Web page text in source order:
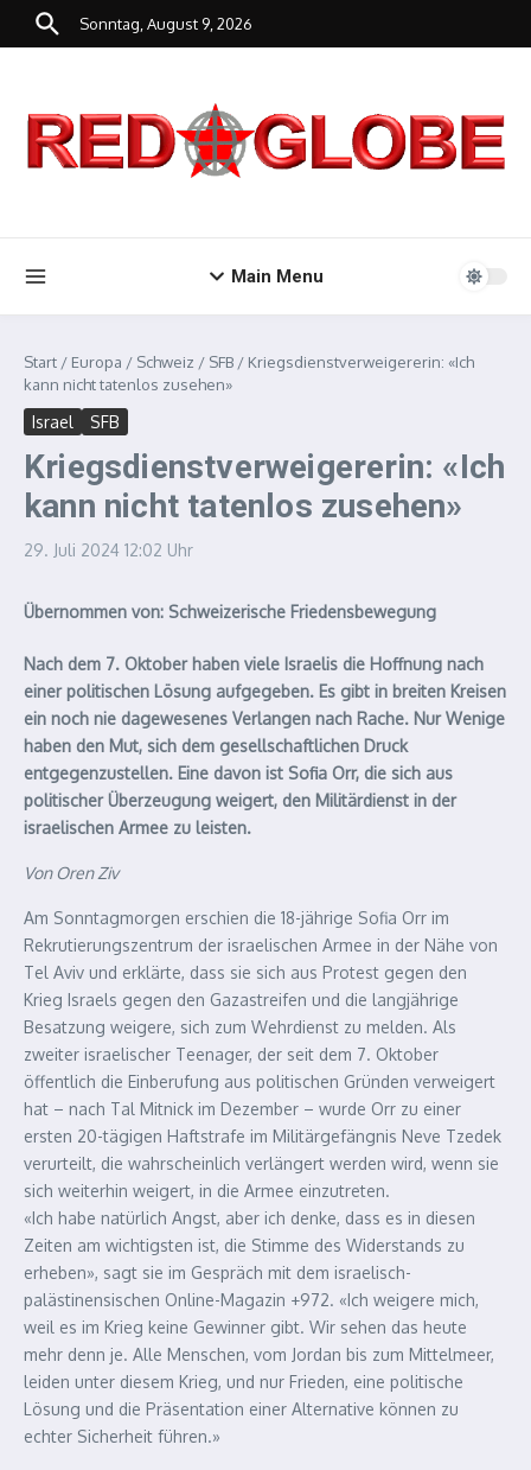
Zum Inhalt springen
Sonntag, August 9, 2026
Main Menu
Start / Europa / Schweiz / SFB / Kriegsdienstverweigererin: «Ich
kann nicht tatenlos zusehen»
Israel SFB
Kriegsdienstverweigererin: «Ich
kann nicht tatenlos zusehen»
29. Juli 2024 12:02 Uhr
Übernommen von: Schweizerische Friedensbewegung
Nach dem 7. Oktober haben viele Israelis die Hoffnung nach
einer politischen Lösung aufgegeben. Es gibt in breiten Kreisen
ein noch nie dagewesenes Verlangen nach Rache. Nur Wenige
haben den Mut, sich dem gesellschaftlichen Druck
entgegenzustellen. Eine davon ist Sofia Orr, die sich aus
politischer Überzeugung weigert, den Militärdienst in der
israelischen Armee zu leisten.
Von Oren Ziv
Am Sonntagmorgen erschien die 18-jährige Sofia Orr im
Rekrutierungszentrum der israelischen Armee in der Nähe von
Tel Aviv und erklärte, dass sie sich aus Protest gegen den
Krieg Israels gegen den Gazastreifen und die langjährige
Besatzung weigere, sich zum Wehrdienst zu melden. Als
zweiter israelischer Teenager, der seit dem 7. Oktober
öffentlich die Einberufung aus politischen Gründen verweigert
hat – nach Tal Mitnick im Dezember – wurde Orr zu einer
ersten 20-tägigen Haftstrafe im Militärgefängnis Neve Tzedek
verurteilt, die wahrscheinlich verlängert werden wird, wenn sie
sich weiterhin weigert, in die Armee einzutreten.
«Ich habe natürlich Angst, aber ich denke, dass es in diesen
Zeiten am wichtigsten ist, die Stimme des Widerstands zu
erheben», sagt sie im Gespräch mit dem israelisch-
palästinensischen Online-Magazin +972. «Ich weigere mich,
weil es im Krieg keine Gewinner gibt. Wir sehen das heute
mehr denn je. Alle Menschen, vom Jordan bis zum Mittelmeer,
leiden unter diesem Krieg, und nur Frieden, eine politische
Lösung und die Präsentation einer Alternative können zu
echter Sicherheit führen.»